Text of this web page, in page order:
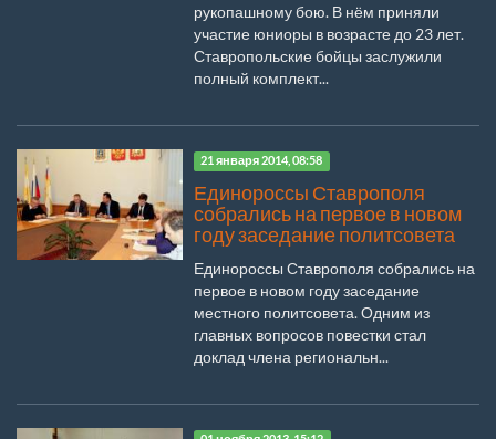
рукопашному бою. В нём приняли
участие юниоры в возрасте до 23 лет.
Ставропольские бойцы заслужили
полный комплект...
21 января 2014, 08:58
Единороссы Ставрополя
собрались на первое в новом
году заседание политсовета
Единороссы Ставрополя собрались на
первое в новом году заседание
местного политсовета. Одним из
главных вопросов повестки стал
доклад члена региональн...